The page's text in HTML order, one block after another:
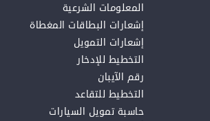
المعلومات الشرعية
إشعارات البطاقات المغطاة
إشعارات التمويل
التخطيط للإدخار
رقم الآيبان
التخطيط للتقاعد
حاسبة تمويل السيارات